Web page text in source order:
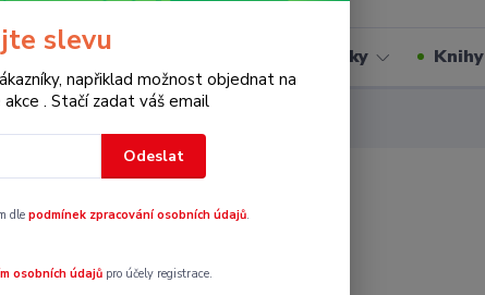
Dámské Hračky Knihy
slevu
napřiklad možnost objednat na
. Stačí zadat váš email
Odeslat
dlepodmínek zpracování osobních údajů.
osobních údajůpro účely registrace.